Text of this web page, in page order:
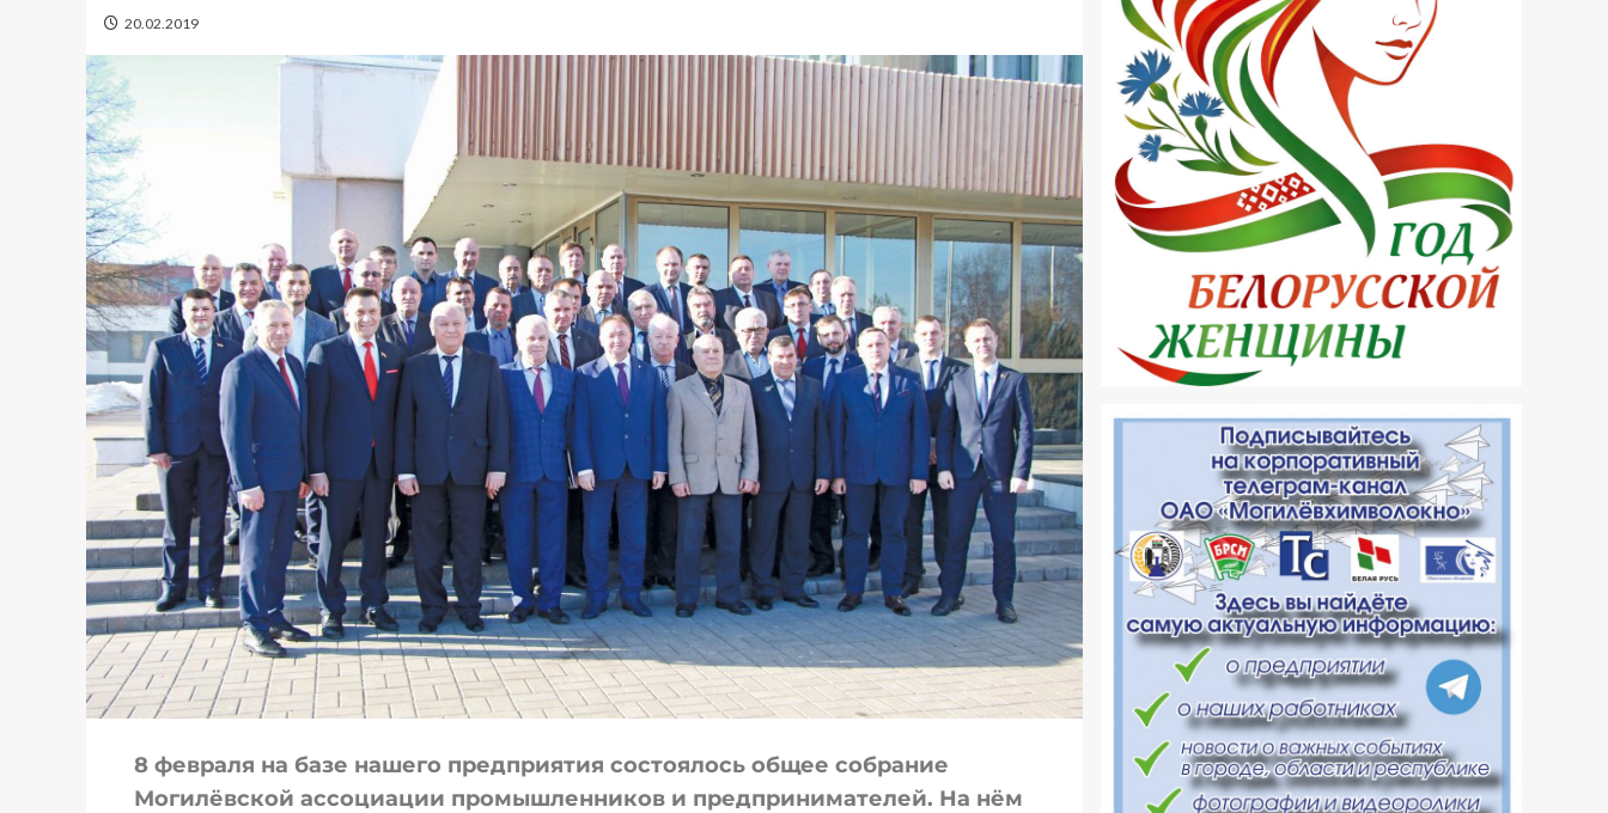
20.02.2019
8 февраля на базе нашего предприятия состоялось общее собрание
Могилёвской ассоциации промышленников и предпринимателей. На нём